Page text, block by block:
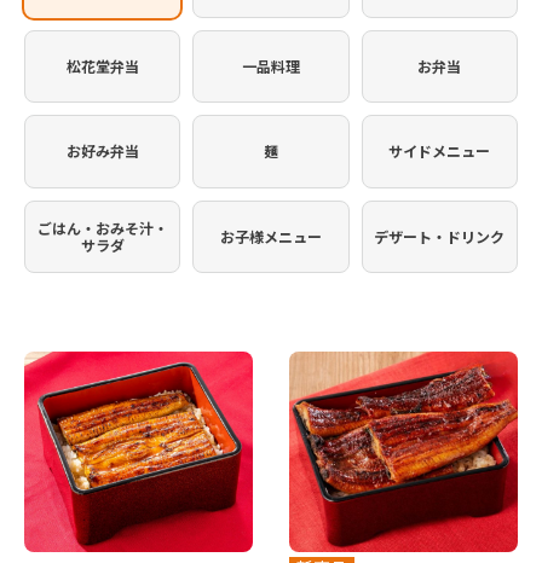
り
松花堂弁当 一品料理 お弁当
お好み弁当 麺 サイドメニュー
ごはん・おみそ汁・
サラダ
お子様メニュー デザート・ドリンク